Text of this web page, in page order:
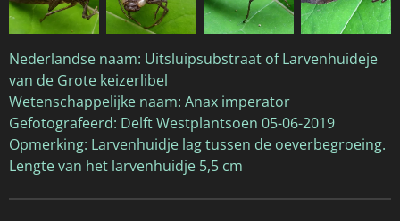
Nederlandse naam: Uitsluipsubstraat of Larvenhuideje
van de Grote keizerlibel
Wetenschappelijke naam: Anax imperator
Gefotografeerd: Delft Westplantsoen 05-06-2019
Opmerking: Larvenhuidje lag tussen de oeverbegroeing.
Lengte van het larvenhuidje 5,5 cm